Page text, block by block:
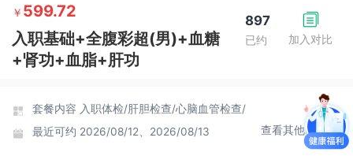
加入对比
897
已约
￥ 599.72
入职基础+全腹彩超(男)+血糖
+肾功+血脂+肝功
套餐内容 入职体检/肝胆检查/心脑血管检查/
最近可约 2026/08/12、2026/08/13 查看其他时间